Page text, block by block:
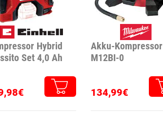
Hybrid
Set 4,0 Ah
Akku-Kompressor
M12BI-0
134,99€